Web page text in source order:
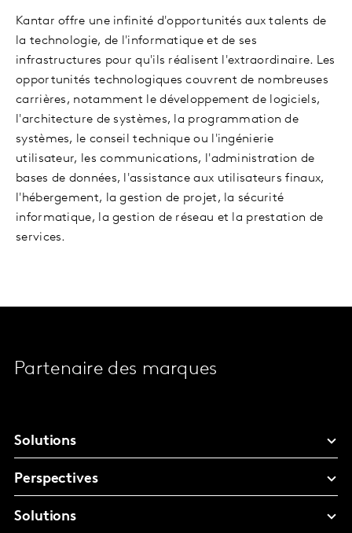
Kantar offre une infinité d'opportunités aux talents de
la technologie, de l'informatique et de ses
infrastructures pour qu'ils réalisent l'extraordinaire. Les
opportunités technologiques couvrent de nombreuses
carrières, notamment le développement de logiciels,
l'architecture de systèmes, la programmation de
systèmes, le conseil technique ou l'ingénierie
utilisateur, les communications, l'administration de
bases de données, l'assistance aux utilisateurs finaux,
l'hébergement, la gestion de projet, la sécurité
informatique, la gestion de réseau et la prestation de
services.
Partenaire des marques
Solutions
Perspectives
Solutions